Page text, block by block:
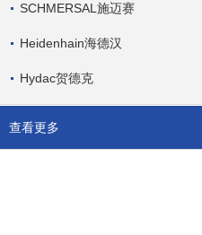
SCHMERSAL施迈赛
Heidenhain海德汉
Hydac贺德克
查看更多